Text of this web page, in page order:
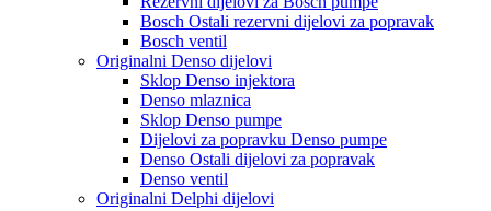
Bosch Ostali rezervni dijelovi za popravak
Bosch ventil
Originalni Denso dijelovi
Sklop Denso injektora
Denso mlaznica
Sklop Denso pumpe
Dijelovi za popravku Denso pumpe
Denso Ostali dijelovi za popravak
Denso ventil
Originalni Delphi dijelovi